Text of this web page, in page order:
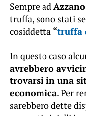
Sempre ad
truffa, sono stati
cosiddetta “truffa
In questo caso
avrebbero
trovarsi in una
economica. Per
sarebbero dette